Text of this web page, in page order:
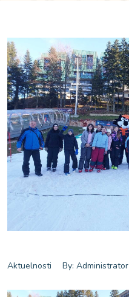
Aktuelnosti By: Administrator